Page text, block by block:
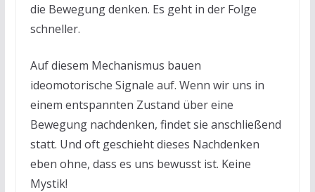
die Bewegung denken. Es geht in der Folge
schneller.
Auf diesem Mechanismus bauen
ideomotorische Signale auf. Wenn wir uns in
einem entspannten Zustand über eine
Bewegung nachdenken, findet sie anschließend
statt. Und oft geschieht dieses Nachdenken
eben ohne, dass es uns bewusst ist. Keine
Mystik!